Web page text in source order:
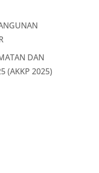
DAN
(AKKP 2025)